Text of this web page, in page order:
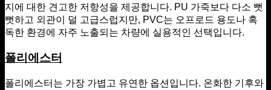
지에 대한 견고한 저항성을 제공합니다. PU 가죽보다 다소 뻣
뻣하고 외관이 덜 고급스럽지만, PVC는 오프로드 용도나 혹
독한 환경에 자주 노출되는 차량에 실용적인 선택입니다.
폴리에스터
폴리에스터는 가장 가볍고 유연한 옵션입니다. 온화한 기후와